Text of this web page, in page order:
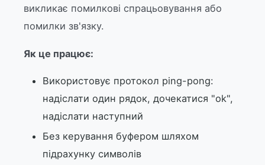
викликає помилкові спрацьовування або
помилки зв'язку.
Як це працює:
Використовує протокол ping-pong:
надіслати один рядок, дочекатися "ok",
надіслати наступний
Без керування буфером шляхом
підрахунку символів